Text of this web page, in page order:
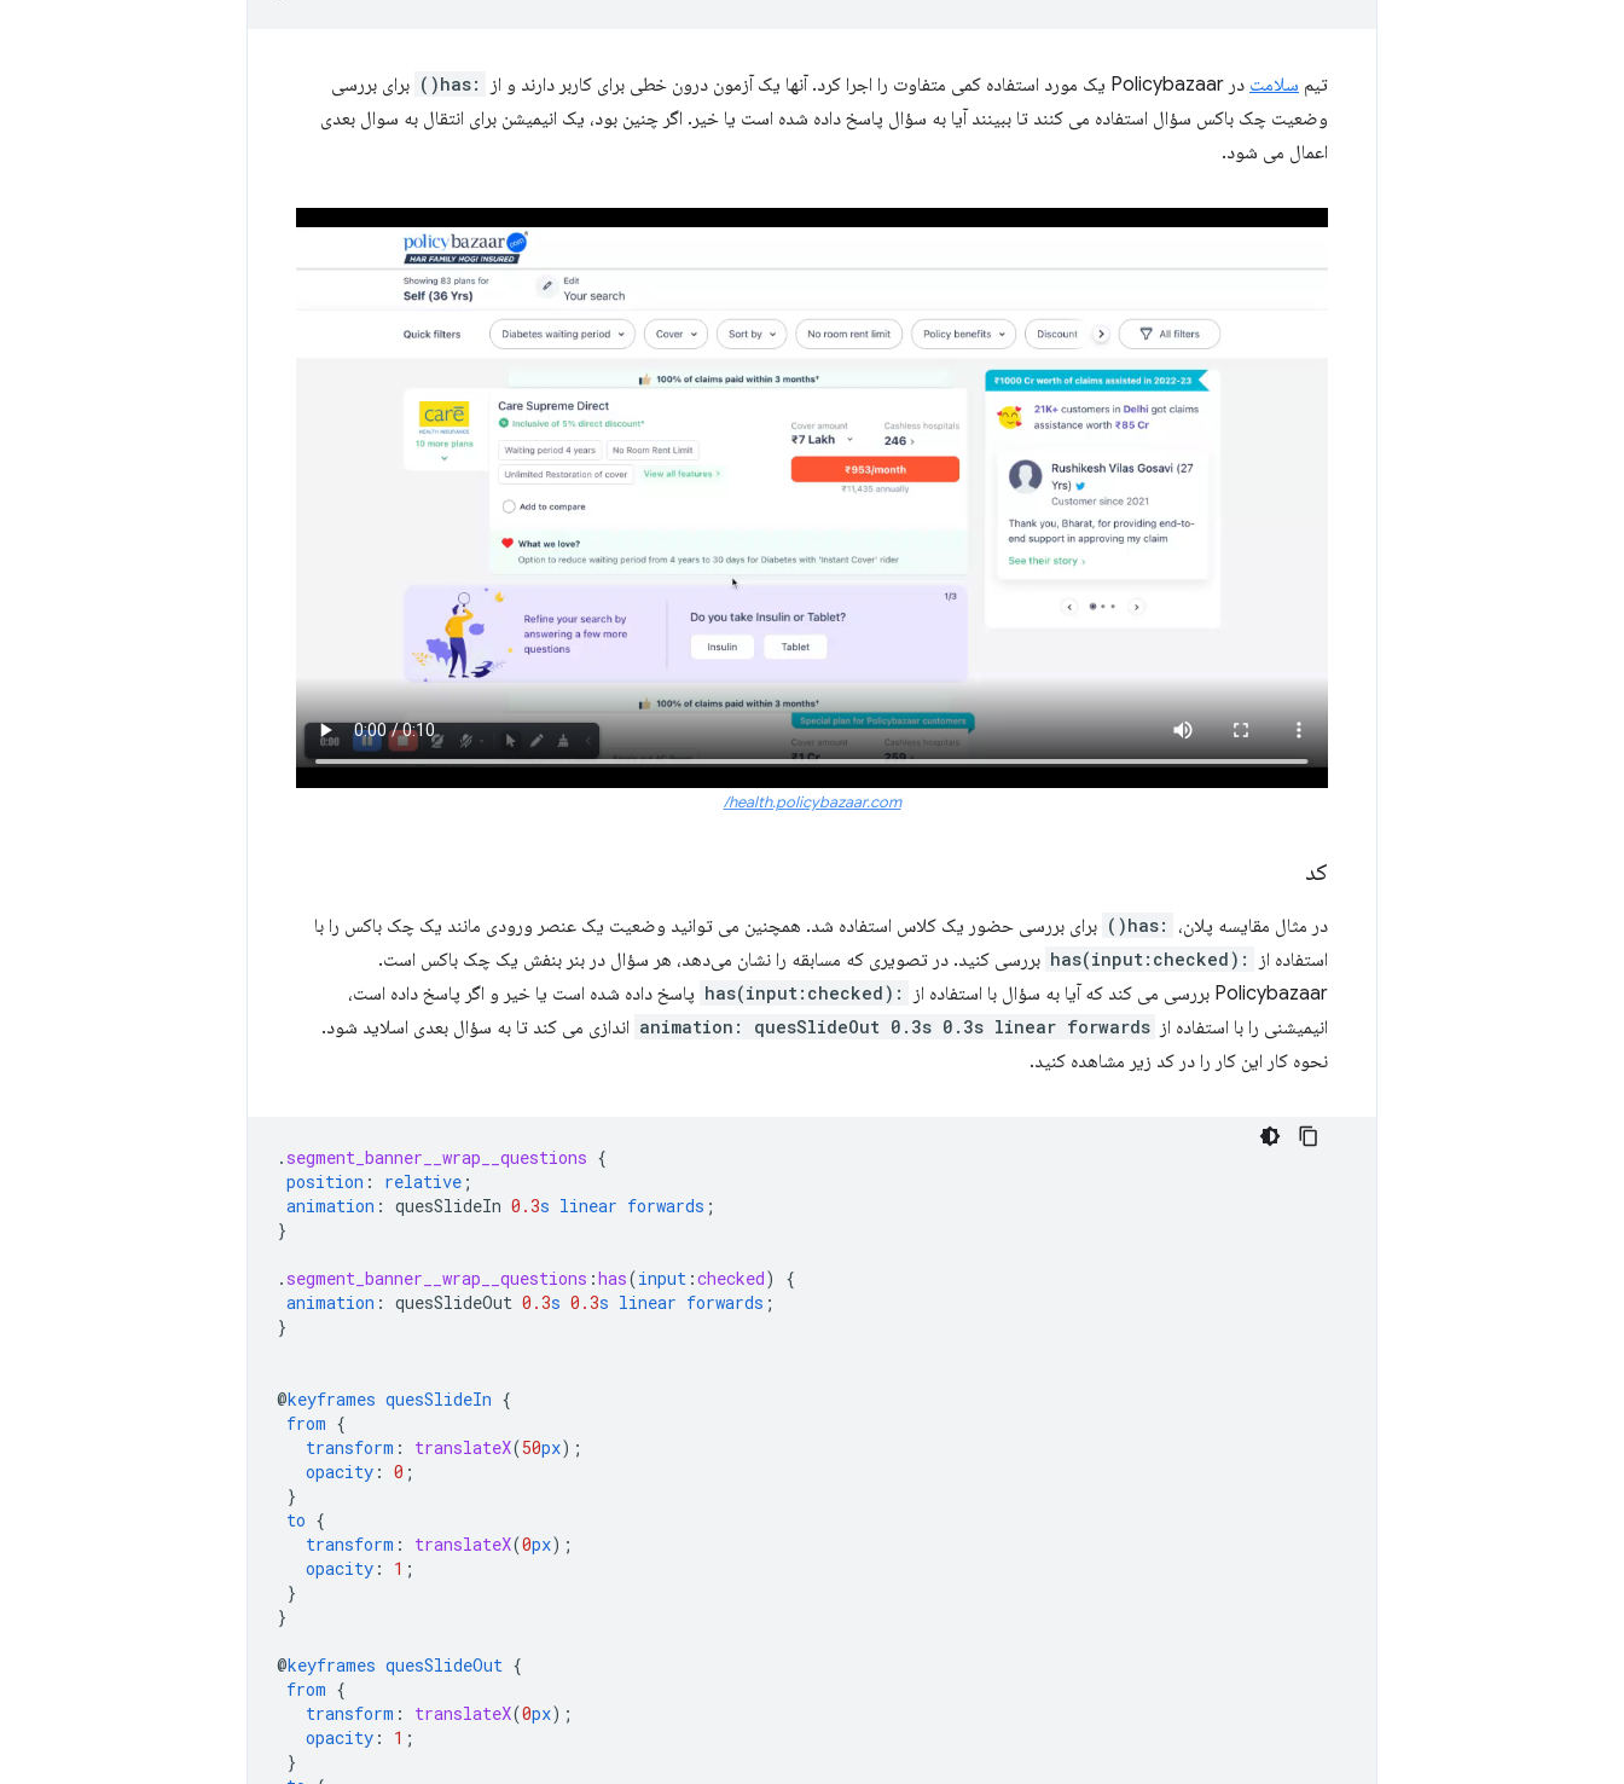
تیم سلامت در Policybazaar یک مورد استفاده کمی متفاوت را اجرا کرد. آنها یک آزمون درون خطی برای کاربر دارند و از :has()
برای بررسی
وضعیت چک باکس سؤال استفاده می کنند تا ببینند آیا به سؤال پاسخ داده شده است یا خیر. اگر چنین بود، یک انیمیشن برای انتقال به سوال بعدی
اعمال می شود.
health.policybazaar.com/
کد
در مثال مقایسه پلان، :has()
برای بررسی حضور یک کلاس استفاده شد. همچنین می توانید وضعیت یک عنصر ورودی مانند یک چک باکس را با
استفاده از
:has(input:checked)
بررسی کنید. در تصویری که مسابقه را نشان می‌دهد، هر سؤال در بنر بنفش یک چک باکس است.
Policybazaar بررسی می کند که آیا به سؤال با استفاده از
:has(input:checked)
پاسخ داده شده است یا خیر و اگر پاسخ داده است،
انیمیشنی را با استفاده از animation: quesSlideOut 0.3s 0.3s linear forwards اندازی می کند تا به سؤال بعدی اسلاید شود.
نحوه کار این کار را در کد زیر مشاهده کنید.
. segment_banner__wrap__questions {
position : relative ;
animation : quesSlideIn 0.3s linear forwards ;
}
. segment_banner__wrap__questions :has(input :checked)
{
animation : quesSlideOut 0.3s 0.3s linear forwards ;
}
@keyframes quesSlideIn {
from {
transform : translateX(50px);
opacity : 0 ;
}
to {
transform : translateX(0px);
opacity : 1 ;
}
}
@keyframes quesSlideOut {
from {
transform : translateX(0px);
opacity : 1 ;
}